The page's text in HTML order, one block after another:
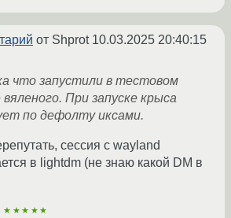
от Shprot 10.03.2025 20:40:15
что запустили в тестовом
При запуске крыса
по дефолту иксами.
сессия с wayland
в lightdm (не знаю какой DM в
★★★★★